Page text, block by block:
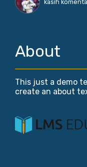
kasih
About
This just a demo
create an about